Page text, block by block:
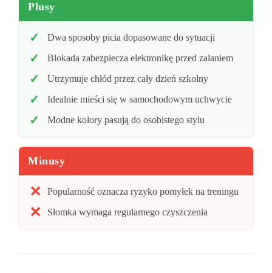
Plusy
Dwa sposoby picia dopasowane do sytuacji
Blokada zabezpiecza elektronikę przed zalaniem
Utrzymuje chłód przez cały dzień szkolny
Idealnie mieści się w samochodowym uchwycie
Modne kolory pasują do osobistego stylu
Minusy
Popularność oznacza ryzyko pomyłek na treningu
Słomka wymaga regularnego czyszczenia